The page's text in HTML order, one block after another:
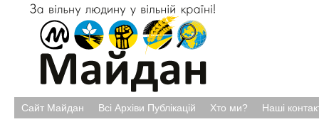
Сайт Майдан Всі Архіви Публікацій Хто ми? Наші